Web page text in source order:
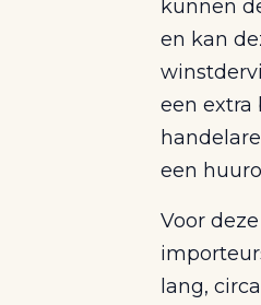
kunnen
en kan
een extra
een
Voor
lang,